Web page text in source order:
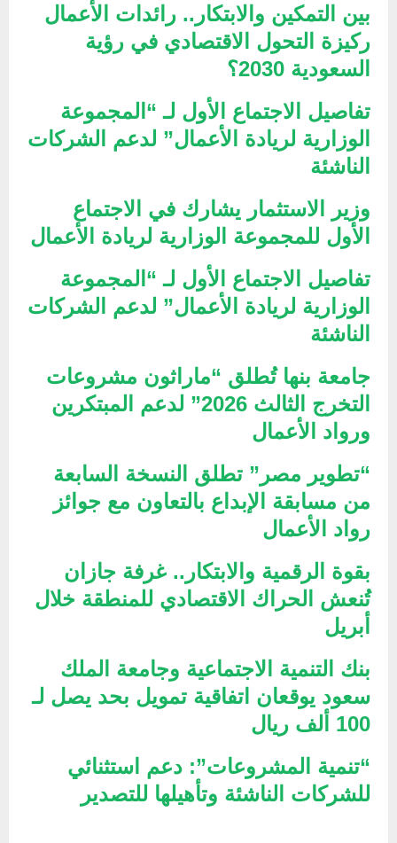
بين التمكين والابتكار.. رائدات الأعمال
ركيزة التحول الاقتصادي في رؤية
السعودية 2030؟
تفاصيل الاجتماع الأول لـ “المجموعة
الوزارية لريادة الأعمال” لدعم الشركات
الناشئة
وزير الاستثمار يشارك في الاجتماع
الأول للمجموعة الوزارية لريادة الأعمال
تفاصيل الاجتماع الأول لـ “المجموعة
الوزارية لريادة الأعمال” لدعم الشركات
الناشئة
جامعة بنها تُطلق “ماراثون مشروعات
التخرج الثالث 2026” لدعم المبتكرين
ورواد الأعمال
“تطوير مصر” تطلق النسخة السابعة
من مسابقة الإبداع بالتعاون مع جوائز
رواد الأعمال
بقوة الرقمية والابتكار.. غرفة جازان
تُنعش الحراك الاقتصادي للمنطقة خلال
أبريل
بنك التنمية الاجتماعية وجامعة الملك
سعود يوقعان اتفاقية تمويل بحد يصل لـ
100 ألف ريال
“تنمية المشروعات”: دعم استثنائي
للشركات الناشئة وتأهيلها للتصدير